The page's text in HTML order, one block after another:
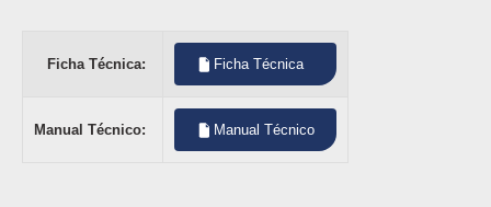
Ficha Técnica: Ficha Técnica
Manual Técnico: Manual Técnico